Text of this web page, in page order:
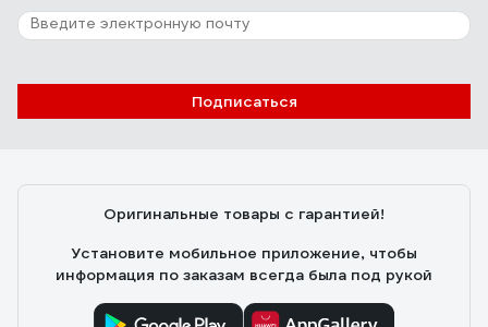
Подписаться
Оригинальные товары с гарантией!
Установите мобильное приложение, чтобы
информация по заказам всегда была под рукой